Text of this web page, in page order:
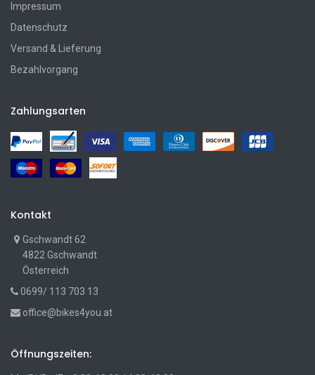
Impressum
Datenschutz
Versand & Lieferung
Bezahlvorgang
Zahlungsarten
Kontakt
Gschwandt 62
4822 Gschwandt
Österreich
0699/ 113 703 13
office@bikes4you.at
Öffnungszeiten: